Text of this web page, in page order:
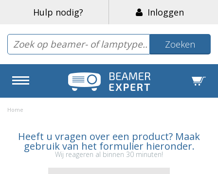
Hulp nodig? Inloggen
Zoeken
Home
Heeft u vragen over een product? Maak
gebruik van het formulier hieronder.
Wij reageren al binnen 30 minuten!